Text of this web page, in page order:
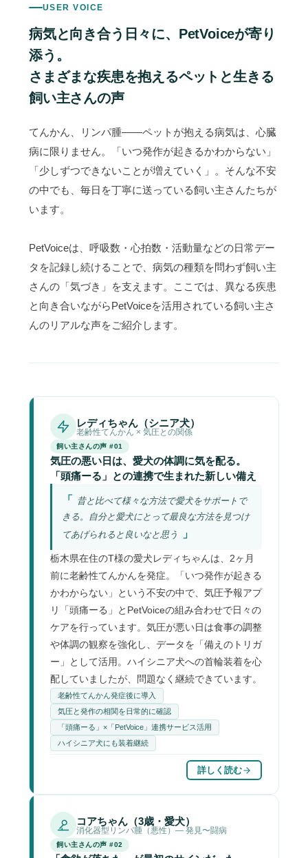
USER VOICE
病気と向き合う日々に、PetVoiceが寄り
添う。
さまざまな疾患を抱えるペットと生きる
飼い主さんの声
てんかん、リンパ腫——ペットが抱える病気は、心臓
病に限りません。「いつ発作が起きるかわからない」
「少しずつできないことが増えていく」。そんな不安
の中でも、毎日を丁寧に送っている飼い主さんたちが
います。
PetVoiceは、呼吸数・心拍数・活動量などの日常デー
タを記録し続けることで、病気の種類を問わず飼い主
さんの「気づき」を支えます。ここでは、異なる疾患
と向き合いながらPetVoiceを活用されている飼い主さ
んのリアルな声をご紹介します。
レディちゃん（シニア犬）
老齢性てんかん × 気圧との関係
飼い主さんの声 #01
気圧の悪い日は、愛犬の体調に気を配る。
「頭痛ーる」との連携で生まれた新しい備え
昔と比べて様々な方法で愛犬をサポートで
きる。自分と愛犬にとって最良な方法を見つけ
てあげられると良いなと思う
栃木県在住のT様の愛犬レディちゃんは、2ヶ月
前に老齢性てんかんを発症。「いつ発作が起きる
かわからない」という不安の中で、気圧予報アプ
リ「頭痛ーる」とPetVoiceの組み合わせで日々の
ケアを行っています。気圧が悪い日は食事の調整
や体調の観察を強化し、データを「備えのトリガ
ー」として活用。ハイシニア犬への首輪装着を心
配していましたが、問題なく継続できています。
老齢性てんかん発症後に導入
気圧と発作の相関を日常的に確認
「頭痛ーる」×「PetVoice」連携サービス活用
ハイシニア犬にも装着継続
詳しく読む
コアちゃん（3歳・愛犬）
消化器型リンパ腫（悪性）— 発見〜闘病
飼い主さんの声 #02